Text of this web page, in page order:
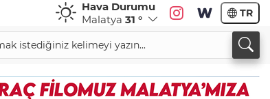
Hava Durumu
Malatya 31 ° TR